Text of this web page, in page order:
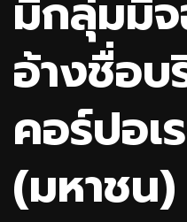
มีกลุ่มมิ
อ้างชื่อ
คอร์ปอเ
(มหาชน)